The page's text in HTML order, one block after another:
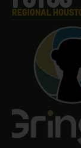
REGIONAL